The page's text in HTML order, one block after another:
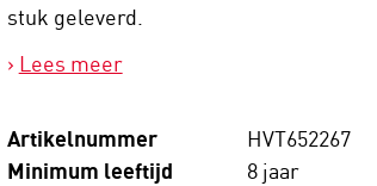
stuk geleverd.
Lees meer
Artikelnummer HVT652267
Minimum leeftijd 8 jaar